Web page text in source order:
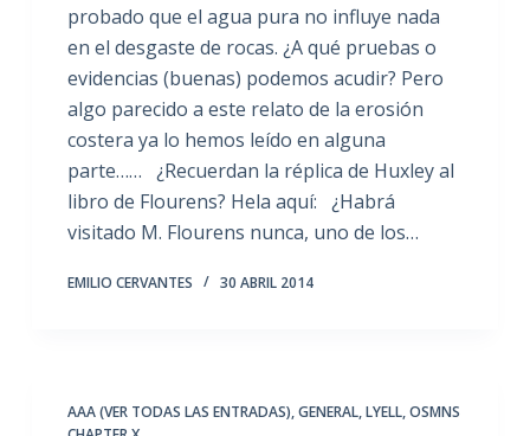
probado que el agua pura no influye nada
en el desgaste de rocas. ¿A qué pruebas o
evidencias (buenas) podemos acudir? Pero
algo parecido a este relato de la erosión
costera ya lo hemos leído en alguna
parte…… ¿Recuerdan la réplica de Huxley al
libro de Flourens? Hela aquí: ¿Habrá
visitado M. Flourens nunca, uno de los…
EMILIO CERVANTES 30 ABRIL 2014
AAA (VER TODAS LAS ENTRADAS),GENERAL,LYELL,OSMNS